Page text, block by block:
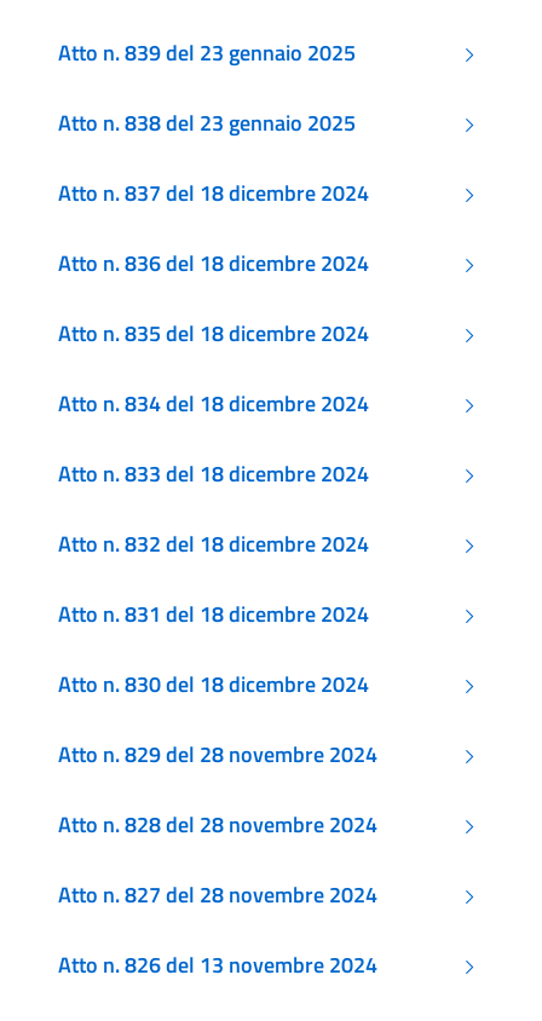
Atto n. 839 del 23 gennaio 2025
Atto n. 838 del 23 gennaio 2025
Atto n. 837 del 18 dicembre 2024
Atto n. 836 del 18 dicembre 2024
Atto n. 835 del 18 dicembre 2024
Atto n. 834 del 18 dicembre 2024
Atto n. 833 del 18 dicembre 2024
Atto n. 832 del 18 dicembre 2024
Atto n. 831 del 18 dicembre 2024
Atto n. 830 del 18 dicembre 2024
Atto n. 829 del 28 novembre 2024
Atto n. 828 del 28 novembre 2024
Atto n. 827 del 28 novembre 2024
Atto n. 826 del 13 novembre 2024